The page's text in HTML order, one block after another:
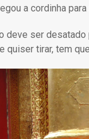
a cordinha para
deve ser
quiser tirar, tem